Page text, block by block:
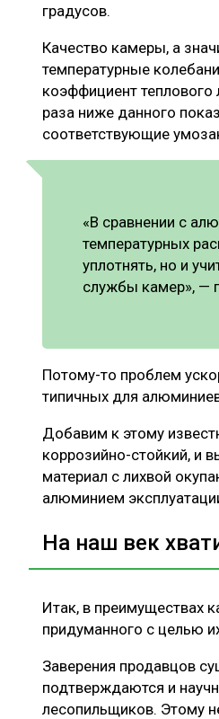
градусов.
Качество камеры, а
температурные
коэффициент
раза ниже данного
соответствующие
«В сравнении с
температурных
уплотнять, но и
службы камер», —
Потому-то проблем
типичных для
Добавим к этому
коррозийно-стойкий, и
материал с лихвой
алюминием
На наш век
Итак, в преимуществах
придуманного с целью
Заверения продавцов
подтверждаются и
лесопильщиков. Этому